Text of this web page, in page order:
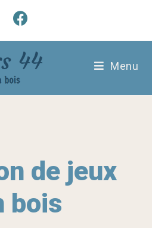
Menu
de jeux
bois